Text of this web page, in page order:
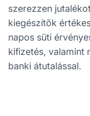
szerezzen
kiegészítők
napos süti
kifizetés, valamint
banki átutalással.